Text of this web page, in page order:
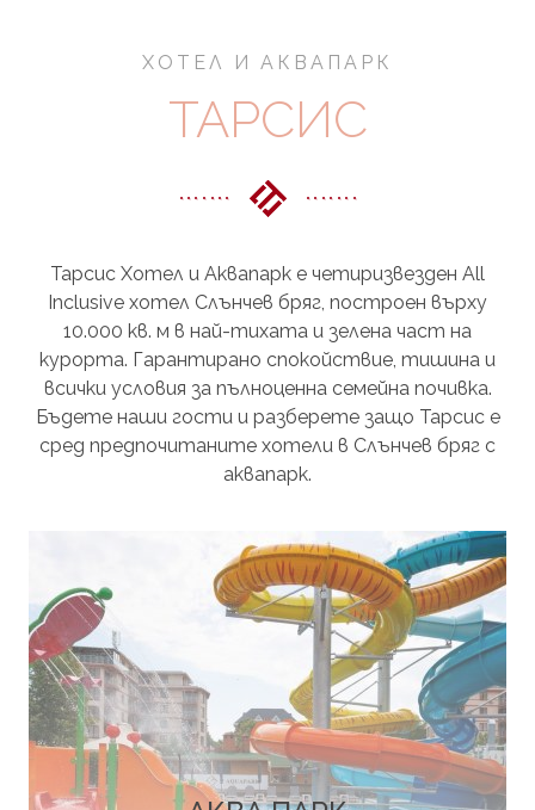
ХОТЕЛ И АКВАПАРК
ТАРСИС
Тарсис Хотел и Аквапарк е четиризвезден All
Inclusive хотел Слънчев бряг, построен върху
10.000 кв. м в най-тихата и зелена част на
курорта. Гарантирано спокойствие, тишина и
всички условия за пълноценна семейна почивка.
Бъдете наши гости и разберете защо Тарсис е
сред предпочитаните хотели в Слънчев бряг с
аквапарк.